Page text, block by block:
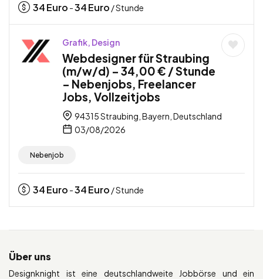
34Euro -34Euro / Stunde
Grafik, Design
Webdesigner für Straubing
(m/w/d) – 34,00 € / Stunde
– Nebenjobs, Freelancer
Jobs, Vollzeitjobs
94315 Straubing, Bayern, Deutschland
03/08/2026
Nebenjob
34Euro -34Euro / Stunde
Über uns
Designknight ist eine deutschlandweite Jobbörse und ein